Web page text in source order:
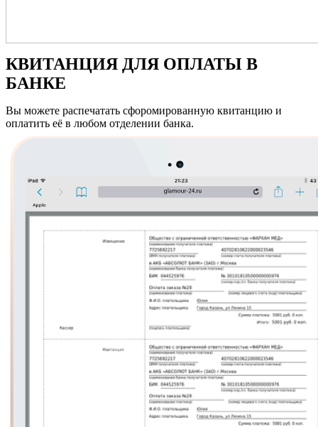
КВИТАНЦИЯ ДЛЯ ОПЛАТЫ В
БАНКЕ
Вы можете распечатать сфоромированную квитанцию и
оплатить её в любом отделении банка.